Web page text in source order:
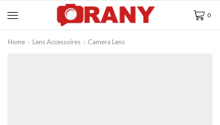
0
Home Lens Accessoires Camera Lens